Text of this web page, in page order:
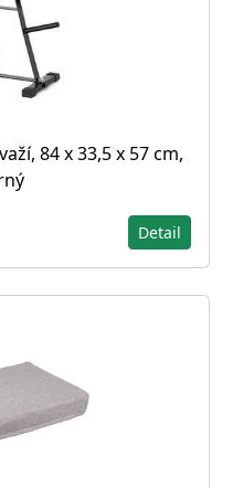
84 x 33,5 x 57 cm,
Detail